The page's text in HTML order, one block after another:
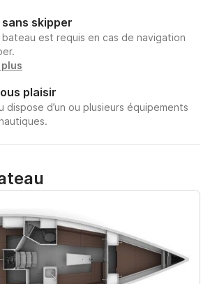
skipper
bateau est requis en cas de navigation
plus
plaisir
dispose d’un ou plusieurs équipements